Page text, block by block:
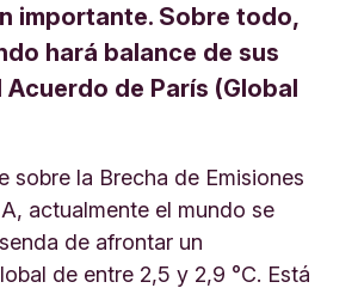
importante. Sobre todo,
hará balance de sus
Acuerdo de París (Global
sobre la Brecha de Emisiones
actualmente el mundo se
de afrontar un
de entre 2,5 y 2,9 °C. Está